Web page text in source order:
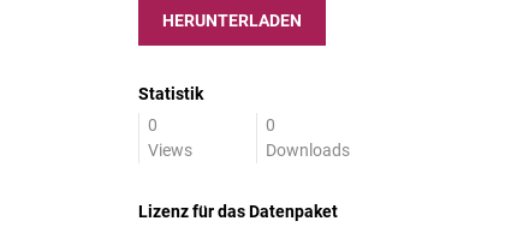
HERUNTERLADEN
Statistik
0
Views
0
Downloads
Lizenz für das Datenpaket